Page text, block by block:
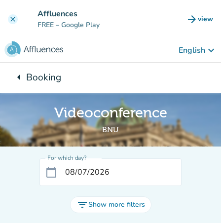
clear Affluences
FREE – Google Play arrow_forward view
(new
English keyboard_arrow_down
arrow_leftBack to:
Booking
Videoconference
BNU
For which day?
calendar_today
filter_listShow more filters